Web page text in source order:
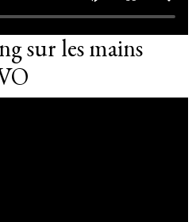
sur les mains